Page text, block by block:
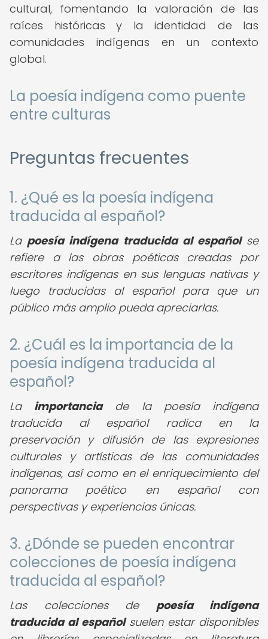
cultural, fomentando la valoración de las
raíces históricas y la identidad de las
comunidades indígenas en un contexto
global.
La poesía indígena como puente
entre culturas
Preguntas frecuentes
1. ¿Qué es la poesía indígena
traducida al español?
La poesía indígena traducida al españolse
refiere a las obras poéticas creadas por
escritores indígenas en sus lenguas nativas y
luego traducidas al español para que un
público más amplio pueda apreciarlas.
2. ¿Cuál es la importancia de la
poesía indígena traducida al
español?
La importanciade la poesía indígena
traducida al español radica en la
preservación y difusión de las expresiones
culturales y artísticas de las comunidades
indígenas, así como en el enriquecimiento del
panorama poético en español con
perspectivas y experiencias únicas.
3. ¿Dónde se pueden encontrar
colecciones de poesía indígena
traducida al español?
Las colecciones de poesía indígena
traducida al españolsuelen estar disponibles